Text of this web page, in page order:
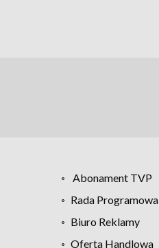
Abonament TVP
Rada Programowa
Biuro Reklamy
Oferta Handlowa